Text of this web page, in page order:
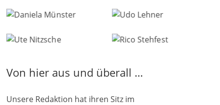
n
t
f
Herausgeberin, CEO,
Herausgeber, CEO,
Ute Nitzsche, Redaktion
Rico Stehfest, Redaktion
Von hier aus und überall …
Unsere Redaktion hat ihren Sitz im